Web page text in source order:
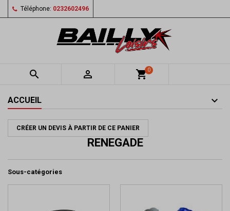
Téléphone: 0232602496
  shopping_cart0
ACCUEIL
CRÉER UN DEVIS À PARTIR DE CE PANIER
RENEGADE
Sous-catégories